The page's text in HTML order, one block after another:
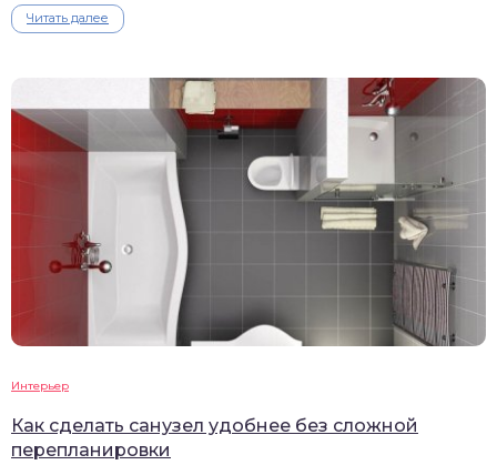
Читать далее
Интерьер
Как сделать санузел удобнее без сложной
перепланировки